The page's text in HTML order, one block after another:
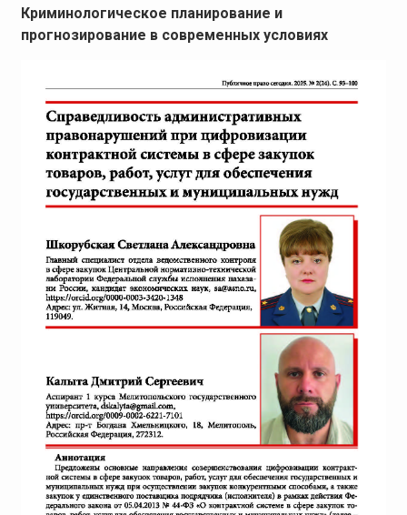
Криминологическое планирование и
прогнозирование в современных условиях